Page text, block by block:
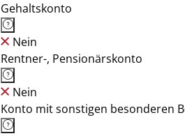
Gehaltskonto
Nein
Rentner-, Pensionärskonto
Nein
Konto mit sonstigen besonderen